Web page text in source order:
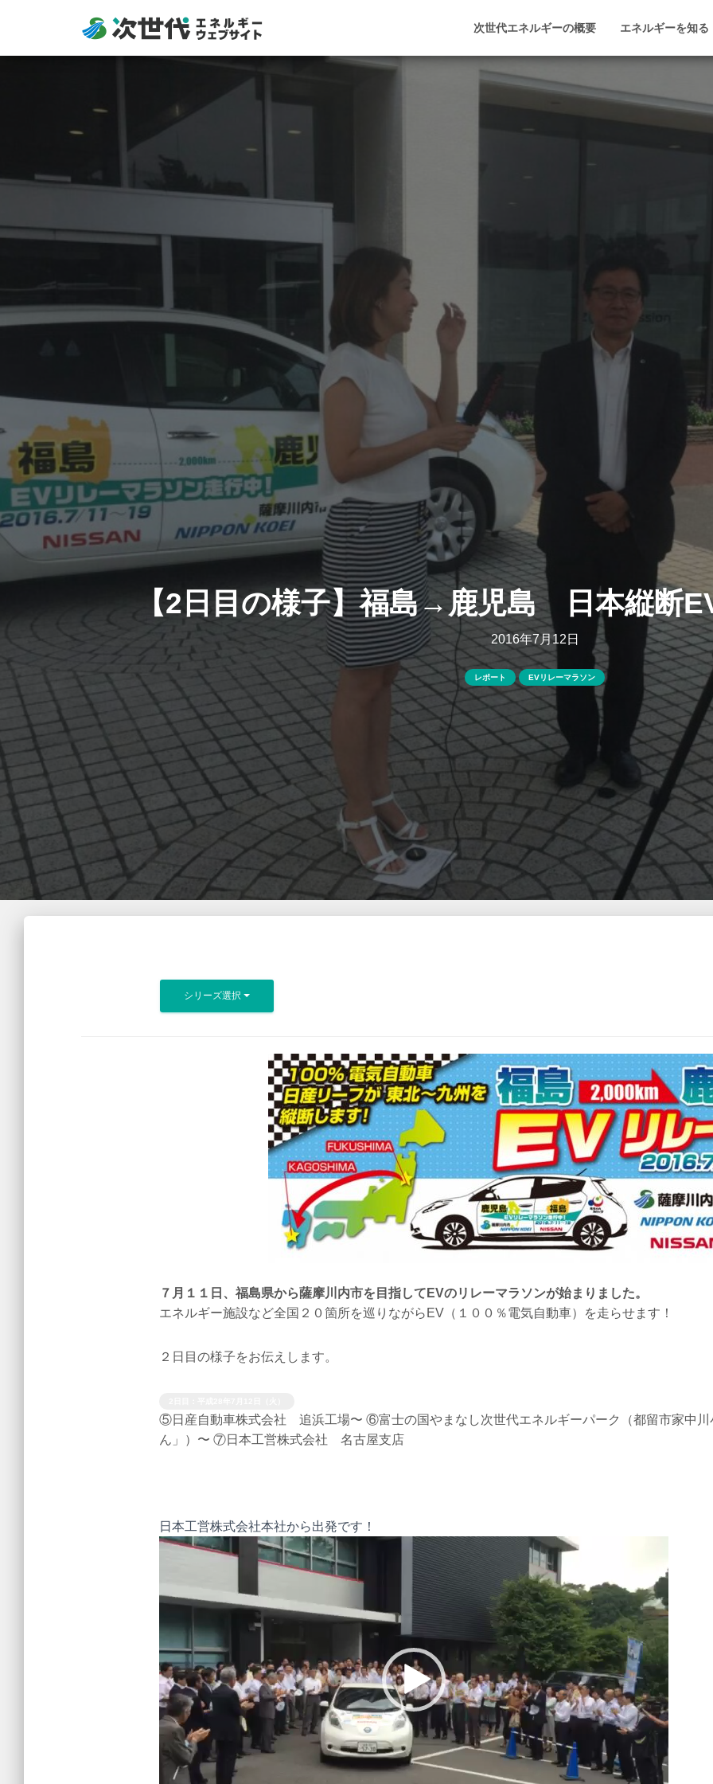
次世代エネルギーの概要 エネルギーを知る
【2日目の様子】福島→鹿児島 日本縦断
2016年7月12日
レポート EVリレーマラソン
シリーズ選択
７月１１日、福島県から薩摩川内市を目指してEVのリレーマラソンが始まりました。
エネルギー施設など全国２０箇所を巡りながらEV（１００％電気自動車）を走らせます！
２日目の様子をお伝えします。
⑤日産自動車株式会社 追浜工場〜 ⑥富士の国やまなし次世代エネルギーパーク（都留市家中川
ん」） 〜 ⑦日本工営株式会社 名古屋支店
日本工営株式会社本社から出発です！
動
レ
ヤ
ー